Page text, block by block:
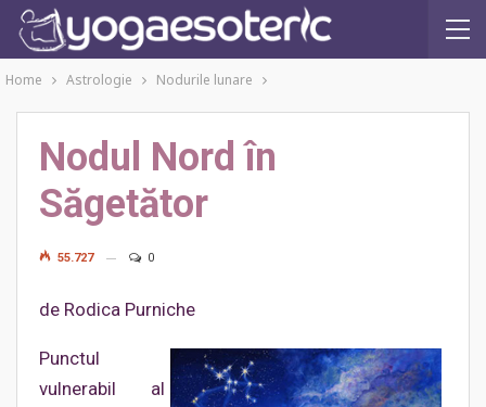
Home Astrologie Nodurile lunare
Nodul Nord în
Săgetător
55.727 0
de Rodica Purniche
Punctul
vulnerabil al